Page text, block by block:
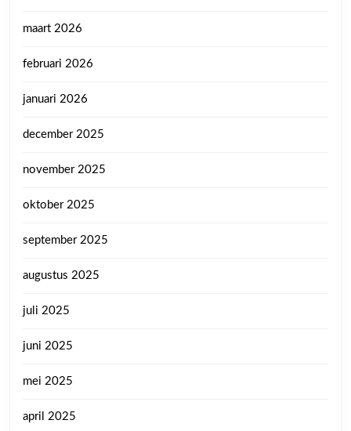
maart 2026
februari 2026
januari 2026
december 2025
november 2025
oktober 2025
september 2025
augustus 2025
juli 2025
juni 2025
mei 2025
april 2025